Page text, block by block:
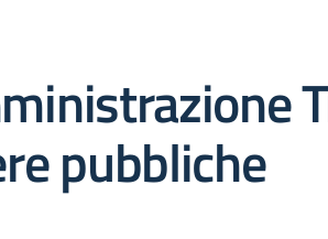
pubbliche